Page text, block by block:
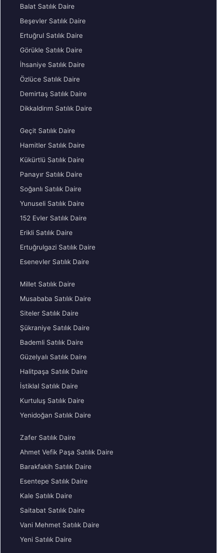
Balat Satılık Daire
Beşevler Satılık Daire
Ertuğrul Satılık Daire
Görükle Satılık Daire
İhsaniye Satılık Daire
Özlüce Satılık Daire
Demirtaş Satılık Daire
Dikkaldirım Satılık Daire
Geçit Satılık Daire
Hamitler Satılık Daire
Kükürtlü Satılık Daire
Panayır Satılık Daire
Soğanlı Satılık Daire
Yunuseli Satılık Daire
152 Evler Satılık Daire
Erikli Satılık Daire
Ertuğrulgazi Satılık Daire
Esenevler Satılık Daire
Millet Satılık Daire
Musababa Satılık Daire
Siteler Satılık Daire
Şükraniye Satılık Daire
Bademli Satılık Daire
Güzelyalı Satılık Daire
Halitpaşa Satılık Daire
İstiklal Satılık Daire
Kurtuluş Satılık Daire
Yenidoğan Satılık Daire
Zafer Satılık Daire
Ahmet Vefik Paşa Satılık Daire
Barakfakih Satılık Daire
Esentepe Satılık Daire
Kale Satılık Daire
Saitabat Satılık Daire
Vani Mehmet Satılık Daire
Yeni Satılık Daire